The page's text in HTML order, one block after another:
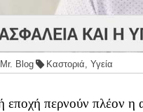
Mr. Blog Καστοριά, Υγεία
εποχή περνούν πλέον η